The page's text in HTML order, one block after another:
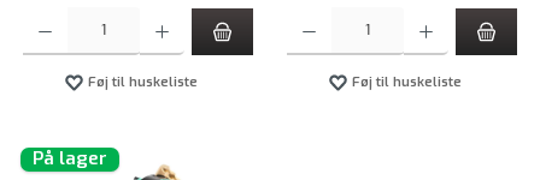
Føj til huskeliste Føj til huskeliste
På lager